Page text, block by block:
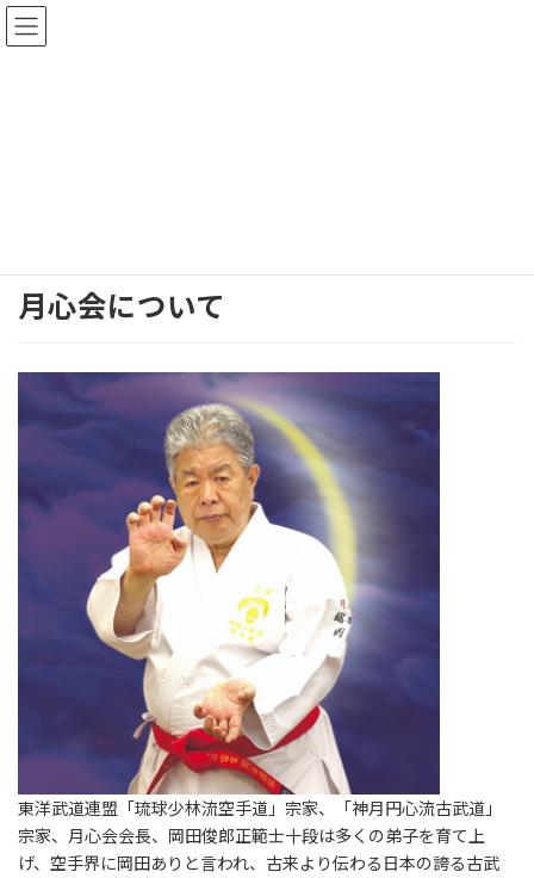
コ
ン
ナ
ビ
月心会について
東洋武道連盟「琉球少林流空手道」宗家、「神月円心流古武道」
宗家、月心会会長、岡田俊郎正範士十段は多くの弟子を育て上
げ、空手界に岡田ありと言われ、古来より伝わる日本の誇る古武